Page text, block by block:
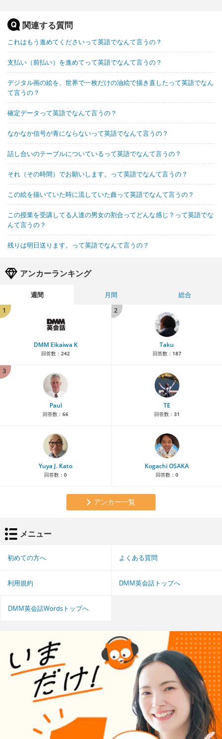
関連する質問
これはもう進めてくださいって英語でなんて言うの？
支払い（前払い）を進めてって英語でなんて言うの？
デジタル画の絵を、世界で一枚だけの油絵で描き直したって英語でなん
て言うの？
確定データって英語でなんて言うの？
なかなか信号が青にならないって英語でなんて言うの？
話し合いのテーブルについているって英語でなんて言うの？
それ（その時間）でお願いします。って英語でなんて言うの？
この絵を描いていた時に流していた曲って英語でなんて言うの？
この授業を受講してる人達の男女の割合ってどんな感じ？って英語でな
んて言うの？
残りは明日送ります。って英語でなんて言うの？
アンカーランキング
週間 月間
総合
1
DMM Eikaiwa K
回答数： 242
2
Taku
回答数： 187
3
Paul
回答数： 66
TE
回答数： 31
Yuya J. Kato
回答数： 0
Kogachi OSAKA
回答数： 0
アンカー一覧
メニュー
初めての方へ よくある質問
利用規約 DMM英会話トップへ
DMM英会話Wordsトップへ